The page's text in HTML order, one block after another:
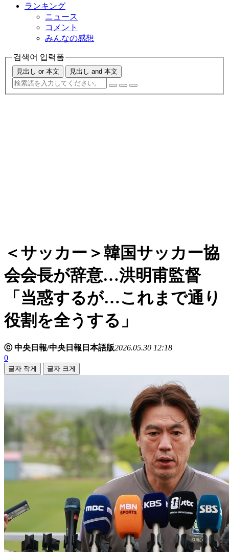
ランキング
ニュース
コメント
みんなの感想
검색어 입력폼
見出し or 本文 見出し and 本文
＜サッカー＞韓国サッカー協
会会長が辞意…洪明甫監督
「当惑するが…これまで通り
役割を全うする」
ⓒ 中央日報/中央日報日本語版2026.05.30 12:18
0
글자 작게 글자 크게